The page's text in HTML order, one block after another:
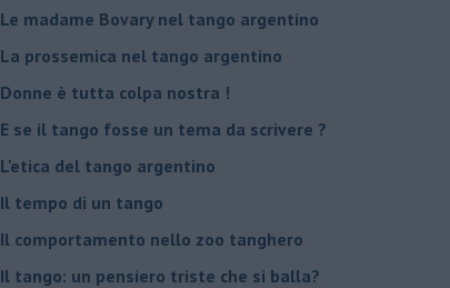
Le madame Bovary nel tango argentino
La prossemica nel tango argentino
Donne è tutta colpa nostra !
E se il tango fosse un tema da scrivere ?
L'etica del tango argentino
Il tempo di un tango
Il comportamento nello zoo tanghero
Il tango: un pensiero triste che si balla?